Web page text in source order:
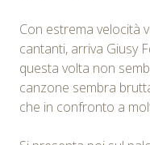
Con estrema velocità
cantanti, arriva Giusy
questa volta non
canzone sembra
che in confronto a